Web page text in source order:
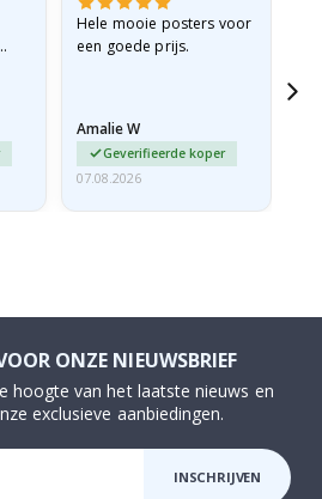
Hele mooie posters voor
een goede prijs.
Amalie W
Geverifieerde koper
07.08.2026
ONZE NIEUWSBRIEF
hoogte van het laatste nieuws en
exclusieve aanbiedingen.
INSCHRIJVEN